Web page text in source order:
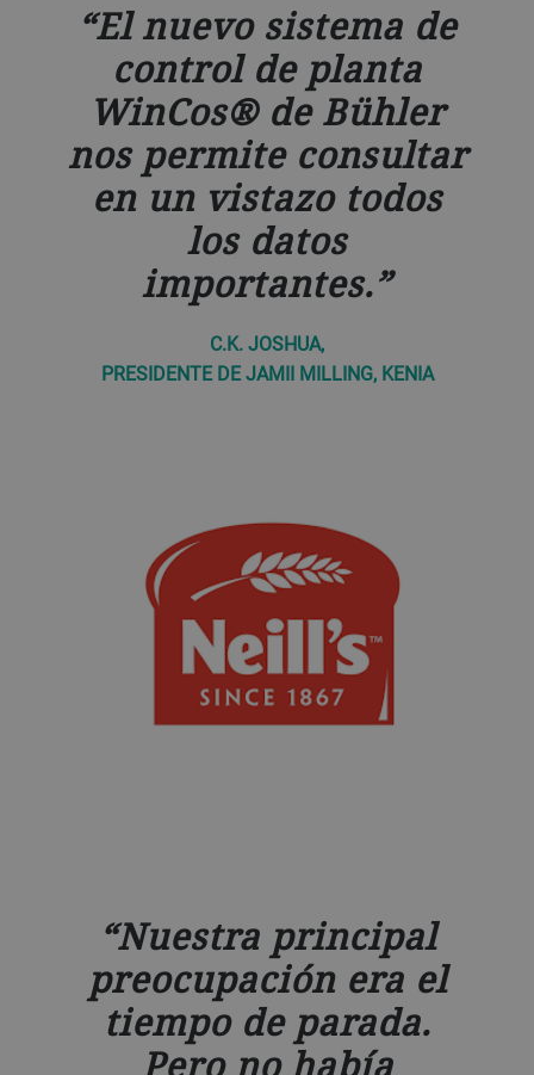
El nuevo sistema de
control de planta
WinCos® de Bühler
nos permite consultar
en un vistazo todos
los datos
importantes.
C.K. JOSHUA,
PRESIDENTE DE JAMII MILLING, KENIA
Nuestra principal
preocupación era el
tiempo de parada.
Pero no había